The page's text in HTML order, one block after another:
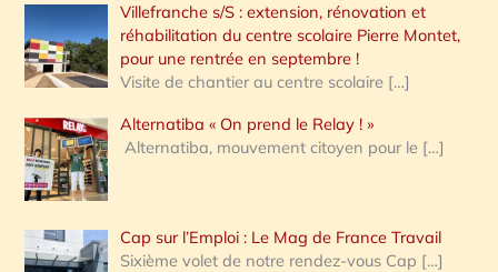
Villefranche s/S : extension, rénovation et
réhabilitation du centre scolaire Pierre Montet,
pour une rentrée en septembre !
Visite de chantier au centre scolaire […]
Alternatiba « On prend le Relay ! »
Alternatiba, mouvement citoyen pour le […]
Cap sur l’Emploi : Le Mag de France Travail
Sixième volet de notre rendez-vous Cap […]